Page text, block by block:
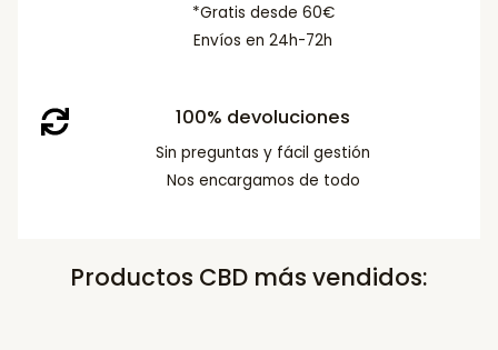
*Gratis desde 60€
Envíos en 24h-72h
100% devoluciones
Sin preguntas y fácil gestión
Nos encargamos de todo
Productos CBD más vendidos: